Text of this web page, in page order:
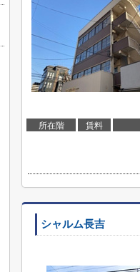
所在階 賃料
シャルム長吉